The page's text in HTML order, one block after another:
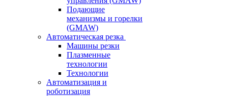
Подающие
механизмы и горелки
(GMAW)
Автоматическая резка
Машины резки
Плазменные
технологии
Технологии
Автоматизация и
роботизация